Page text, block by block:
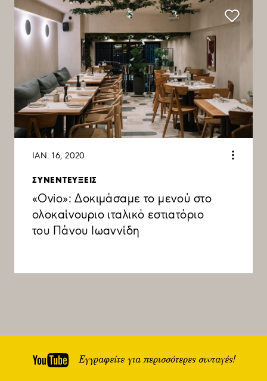
ΙΑΝ. 16, 2020
ΣΥΝΕΝΤΕΥΞΕΙΣ
«Ovio»: Δοκιμάσαμε το μενού στο
ολοκαίνουριο ιταλικό εστιατόριο
του Πάνου Ιωαννίδη
Εγγραφείτε για περισσότερες συνταγές!